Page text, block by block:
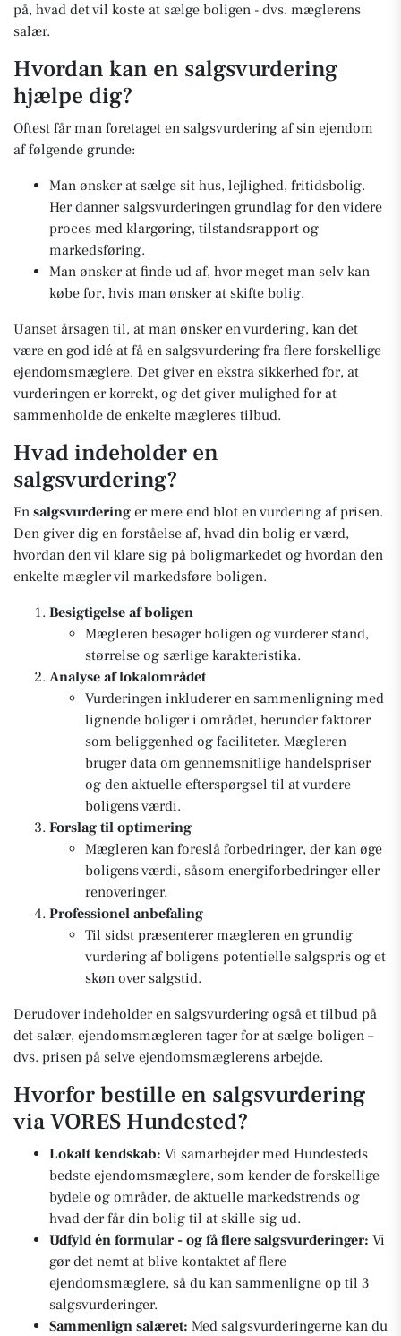
på, hvad det vil koste at sælge boligen - dvs. mæglerens
salær.
Hvordan kan en salgsvurdering
hjælpe dig?
Oftest får man foretaget en salgsvurdering af sin ejendom
af følgende grunde:
Man ønsker at sælge sit hus, lejlighed, fritidsbolig.
Her danner salgsvurderingen grundlag for den videre
proces med klargøring, tilstandsrapport og
markedsføring.
Man ønsker at finde ud af, hvor meget man selv kan
købe for, hvis man ønsker at skifte bolig.
Uanset årsagen til, at man ønsker en vurdering, kan det
være en god idé at få en salgsvurdering fra flere forskellige
ejendomsmæglere. Det giver en ekstra sikkerhed for, at
vurderingen er korrekt, og det giver mulighed for at
sammenholde de enkelte mægleres tilbud.
Hvad indeholder en
salgsvurdering?
En salgsvurdering er mere end blot en vurdering af prisen.
Den giver dig en forståelse af, hvad din bolig er værd,
hvordan den vil klare sig på boligmarkedet og hvordan den
enkelte mægler vil markedsføre boligen.
Besigtigelse af boligen
Mægleren besøger boligen og vurderer stand,
størrelse og særlige karakteristika.
Analyse af lokalområdet
Vurderingen inkluderer en sammenligning med
lignende boliger i området, herunder faktorer
som beliggenhed og faciliteter. Mægleren
bruger data om gennemsnitlige handelspriser
og den aktuelle efterspørgsel til at vurdere
boligens værdi.
Forslag til optimering
Mægleren kan foreslå forbedringer, der kan øge
boligens værdi, såsom energiforbedringer eller
renoveringer.
Professionel anbefaling
Til sidst præsenterer mægleren en grundig
vurdering af boligens potentielle salgspris og et
skøn over salgstid.
Derudover indeholder en salgsvurdering også et tilbud på
det salær, ejendomsmægleren tager for at sælge boligen –
dvs. prisen på selve ejendomsmæglerens arbejde.
Hvorfor bestille en salgsvurdering
via VORES Hundested?
Lokalt kendskab: Vi samarbejder med Hundesteds
bedste ejendomsmæglere, som kender de forskellige
bydele og områder, de aktuelle markedstrends og
hvad der får din bolig til at skille sig ud.
Udfyld én formular - og få flere salgsvurderinger: Vi
gør det nemt at blive kontaktet af flere
ejendomsmæglere, så du kan sammenligne op til 3
salgsvurderinger.
Sammenlign salæret: Med salgsvurderingerne kan du